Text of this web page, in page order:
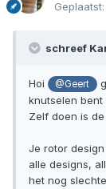
Geplaatst:
schreef
Hoi @Geert
knutselen bent
Zelf doen is
Je rotor
alle designs,
het nog